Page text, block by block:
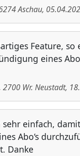
Aschau,
Feature, so
eines
2700 Wr. Neustadt,
sehr einfach,
Abo‘s
Danke